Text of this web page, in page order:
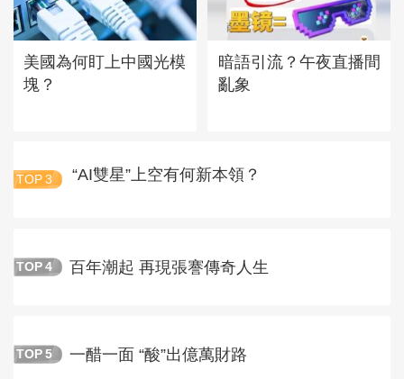
美國為何盯上中國光模
塊？
暗語引流？午夜直播間
亂象
TOP 3 “AI雙星”上空有何新本領？
TOP 4 百年潮起 再現張謇傳奇人生
TOP 5 一醋一面 “酸”出億萬財路